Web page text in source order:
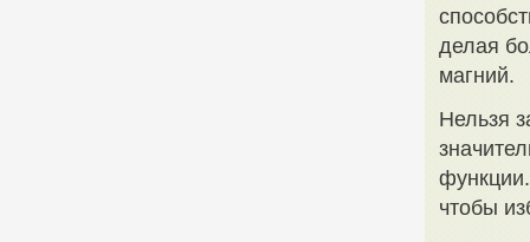
делая
магний.
Нельзя
чтобы